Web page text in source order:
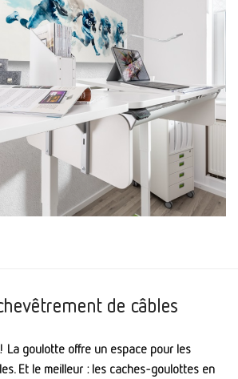
de câbles
La goulotte offre un espace pour les
Et le meilleur : les caches-goulottes en